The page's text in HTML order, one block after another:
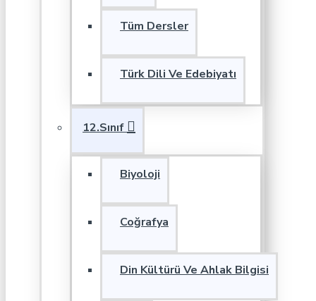
Tüm Dersler
Türk Dili Ve Edebiyatı
12.Sınıf
Biyoloji
Coğrafya
Din Kültürü Ve Ahlak Bilgisi